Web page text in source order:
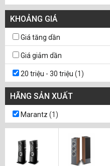
Đầu phát HD, Smart Box
Đầu Streamer
Mâm đĩa than Hi-Fi
KHOẢNG GIÁ
Giá tăng dần
Giá giảm dần
20 triệu - 30 triệu (1)
HÃNG SẢN XUẤT
Marantz (1)